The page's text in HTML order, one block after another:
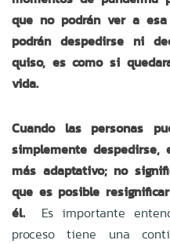
que no podrán ver a
podrán despedirse ni
quiso, es como si
vida.
Cuando las personas
simplemente
más adaptativo; no
que es posible
él.
Es importante
proceso tiene una